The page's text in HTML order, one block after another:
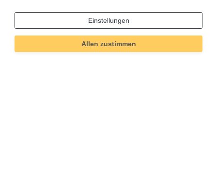
Merkmal
4877
Einstellungen
Allen zustimmen